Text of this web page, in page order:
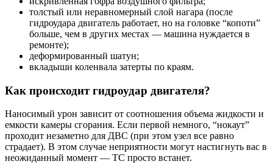
толстый или неравномерный слой нагара (после
гидроудара двигатель работает, но на головке “копоти”
больше, чем в других местах — машина нуждается в
ремонте);
деформированный шатун;
вкладыши коленвала затерты по краям.
Как происходит гидроудар двигателя?
Наносимый урон зависит от соотношения объема жидкости и
емкости камеры сгорания. Если первой немного, “нокаут”
проходит незаметно для ДВС (при этом узел все равно
страдает). В этом случае неприятности могут настигнуть вас в
неожиданный момент — ТС просто встанет.